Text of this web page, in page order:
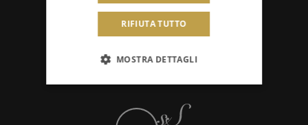
Concorsi e audizioni
Avvisi
RIFIUTA TUTTO
MOSTRA DETTAGLI